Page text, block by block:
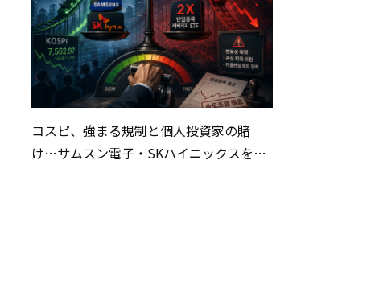
コスピ、強まる規制と個人投資家の賭
け…サムスン電子・SKハイニックスを巡